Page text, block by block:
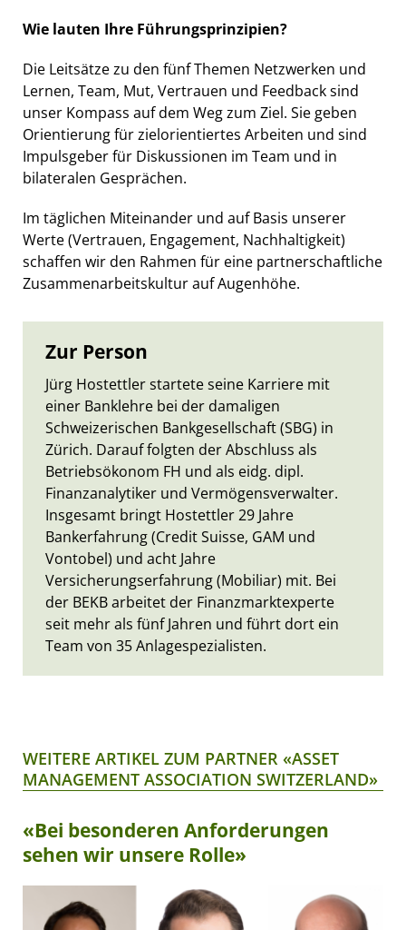
Wie lauten Ihre Führungsprinzipien?
Die Leitsätze zu den fünf Themen Netzwerken und
Lernen, Team, Mut, Vertrauen und Feedback sind
unser Kompass auf dem Weg zum Ziel. Sie geben
Orientierung für zielorientiertes Arbeiten und sind
Impulsgeber für Diskussionen im Team und in
bilateralen Gesprächen.
Im täglichen Miteinander und auf Basis unserer
Werte (Vertrauen, Engagement, Nachhaltigkeit)
schaffen wir den Rahmen für eine partnerschaftliche
Zusammenarbeitskultur auf Augenhöhe.
Zur Person
Jürg Hostettler startete seine Karriere mit
einer Banklehre bei der damaligen
Schweizerischen Bankgesellschaft (SBG) in
Zürich. Darauf folgten der Abschluss als
Betriebsökonom FH und als eidg. dipl.
Finanzanalytiker und Vermögensverwalter.
Insgesamt bringt Hostettler 29 Jahre
Bankerfahrung (Credit Suisse, GAM und
Vontobel) und acht Jahre
Versicherungserfahrung (Mobiliar) mit. Bei
der BEKB arbeitet der Finanzmarktexperte
seit mehr als fünf Jahren und führt dort ein
Team von 35 Anlagespezialisten.
WEITERE ARTIKEL ZUM PARTNER «ASSET
MANAGEMENT ASSOCIATION SWITZERLAND»
«Bei besonderen Anforderungen
sehen wir unsere Rolle»